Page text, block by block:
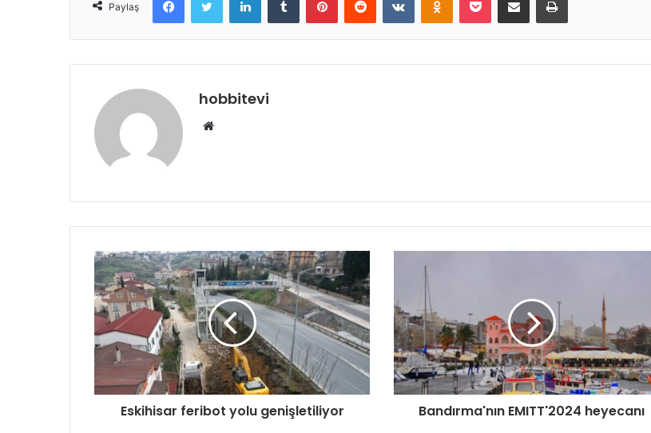
Paylaş
hobbitevi
Web
Eskihisar feribot yolu genişletiliyor Bandırma'nın EMITT'2024 heyecanı